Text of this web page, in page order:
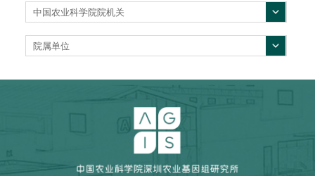
中国农业科学院院机关
院属单位